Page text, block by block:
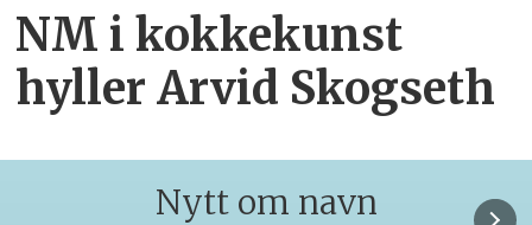
NM i kokkekunst
hyller Arvid Skogseth
Nytt om navn